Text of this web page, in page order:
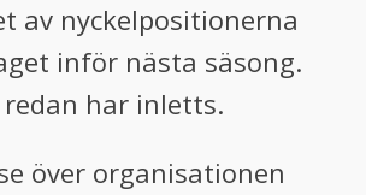
av nyckelpositionerna
inför nästa säsong.
har inletts.
över organisationen